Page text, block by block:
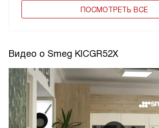
ПОCМОТРЕТЬ ВСЕ
Видео о Smeg KICGR52X